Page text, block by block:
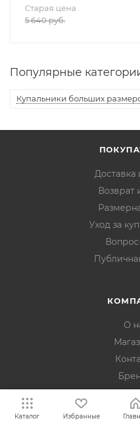
Старая цена
5 640руб.
Популярные
Купальники больших
Доставка
Возврат
Уход за
О
Каталог Избранные